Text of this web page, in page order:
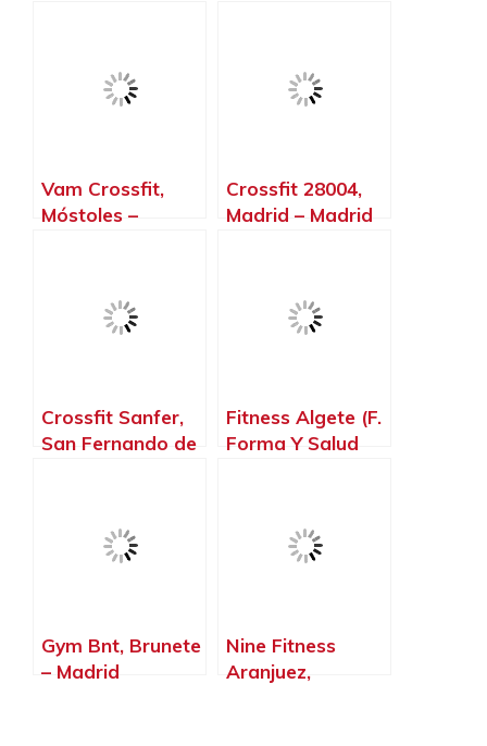
Vam Crossfit,
Móstoles –
Crossfit 28004,
Madrid – Madrid
Crossfit Sanfer,
San Fernando de
Fitness Algete (F.
Forma Y Salud
Gym Bnt, Brunete
– Madrid
Nine Fitness
Aranjuez,